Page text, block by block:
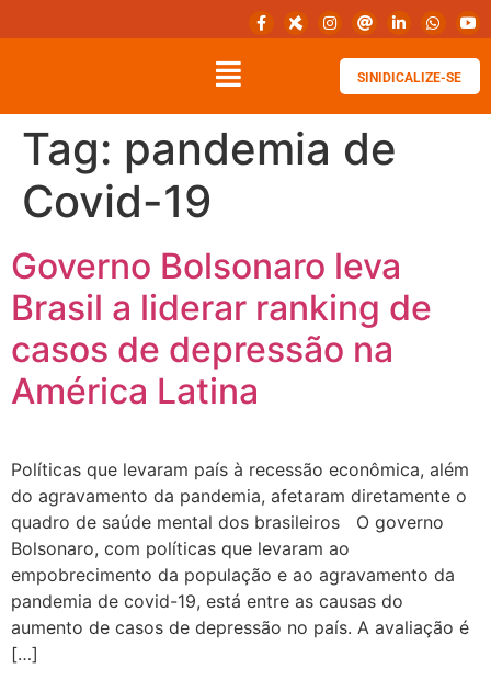
SINIDICALIZE-SE
Tag: pandemia de
Covid-19
Governo Bolsonaro leva
Brasil a liderar ranking de
casos de depressão na
América Latina
Políticas que levaram país à recessão econômica, além
do agravamento da pandemia, afetaram diretamente o
quadro de saúde mental dos brasileiros O governo
Bolsonaro, com políticas que levaram ao
empobrecimento da população e ao agravamento da
pandemia de covid-19, está entre as causas do
aumento de casos de depressão no país. A avaliação é
[…]